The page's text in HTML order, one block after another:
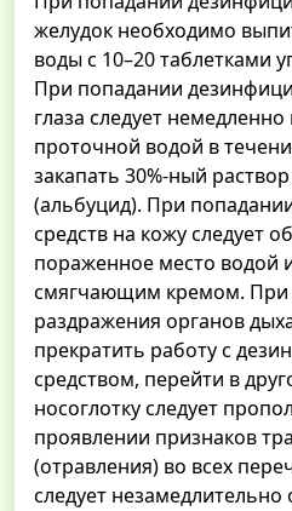
желудок необходимо
воды с 10–20 таблетками
При попадании
глаза следует
проточной водой в
закапать 30%-ный
(альбуцид). При
средств на кожу следует
пораженное место водой
смягчающим кремом. При
раздражения органов
прекратить работу с
средством, перейти в
носоглотку следует
проявлении признаков
(отравления) во всех
следует незамедлительно